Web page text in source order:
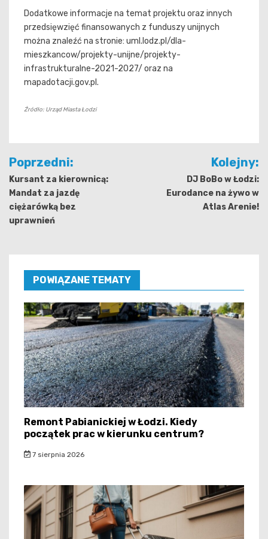
Dodatkowe informacje na temat projektu oraz innych
przedsięwzięć finansowanych z funduszy unijnych
można znaleźć na stronie: uml.lodz.pl/dla-
mieszkancow/projekty-unijne/projekty-
infrastrukturalne-2021-2027/ oraz na
mapadotacji.gov.pl.
Źródło: Urząd Miasta Łodzi
Nawigacja
wpisu
Poprzedni:
Kursant za kierownicą:
Mandat za jazdę
ciężarówką bez
uprawnień
Kolejny:
DJ BoBo w Łodzi:
Eurodance na żywo w
Atlas Arenie!
POWIĄZANE TEMATY
Remont Pabianickiej w Łodzi. Kiedy
początek prac w kierunku centrum?
7 sierpnia 2026